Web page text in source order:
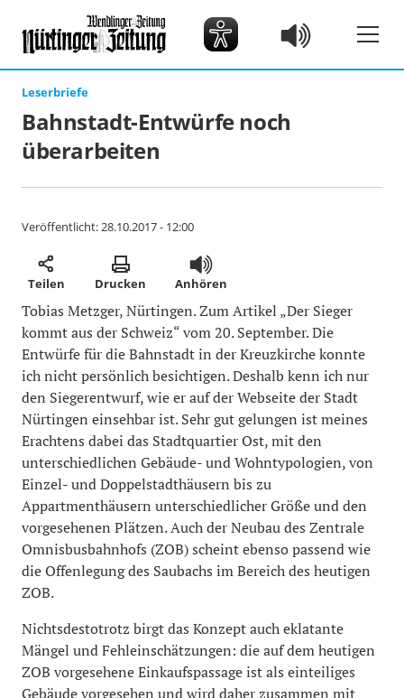
Leserbriefe
Bahnstadt-Entwürfe noch
überarbeiten
Veröffentlicht:28.10.2017 - 12:00
Teilen Drucken Anhören
Tobias Metzger, Nürtingen. Zum Artikel „Der Sieger
kommt aus der Schweiz“ vom 20. September. Die
Entwürfe für die Bahnstadt in der Kreuzkirche konnte
ich nicht persönlich besichtigen. Deshalb kenn ich nur
den Siegerentwurf, wie er auf der Webseite der Stadt
Nürtingen einsehbar ist. Sehr gut gelungen ist meines
Erachtens dabei das Stadtquartier Ost, mit den
unterschiedlichen Gebäude- und Wohntypologien, von
Einzel- und Doppelstadthäusern bis zu
Appartmenthäusern unterschiedlicher Größe und den
vorgesehenen Plätzen. Auch der Neubau des Zentrale
Omnisbusbahnhofs (ZOB) scheint ebenso passend wie
die Offenlegung des Saubachs im Bereich des heutigen
ZOB.
Nichtsdestotrotz birgt das Konzept auch eklatante
Mängel und Fehleinschätzungen: die auf dem heutigen
ZOB vorgesehene Einkaufspassage ist als einteiliges
Gebäude vorgesehen und wird daher zusammen mit